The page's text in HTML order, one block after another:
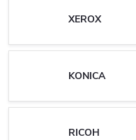
XEROX
KONICA
RICOH